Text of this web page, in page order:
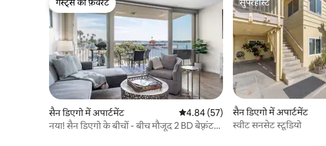
गेस्ट्स की फ़ेवरेट
गेस्ट्स की फ़ेवरेट
सैन डिएगो में अपार्टमेंट औसत रेटिंग 5 में से 4.84, 57 समीक्षाएँ
4.84 (57)
नया! सैन डिएगो के बीचों - बीच मौजूद 2 BD बेफ़्रंट
सुपरहोस्ट
सुपरहोस्ट
सैन डिएगो में अपार्टमेंट
स्वीट सनसेट स्टूडियो